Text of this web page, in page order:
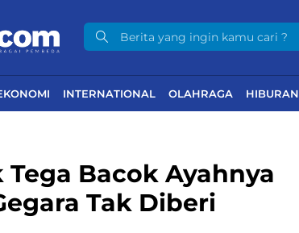
INTERNATIONAL OLAHRAGA HIBURAN
Bacok Ayahnya
Tak Diberi